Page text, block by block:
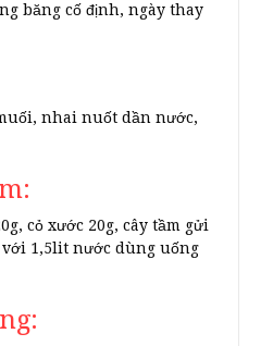
băng cố định, ngày thay
nhai nuốt dần nước,
cỏ xước 20g, cây tầm gửi
với 1,5lit nước dùng uống